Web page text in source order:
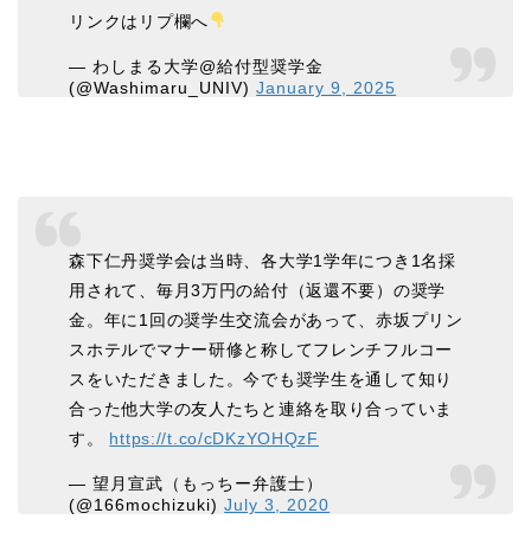
リンクはリプ欄へ
— わしまる大学@給付型奨学金
(@Washimaru_UNIV)January 9, 2025
森下仁丹奨学会は当時、各大学1学年につき1名採
用されて、毎月3万円の給付（返還不要）の奨学
金。年に1回の奨学生交流会があって、赤坂プリン
スホテルでマナー研修と称してフレンチフルコー
スをいただきました。今でも奨学生を通して知り
合った他大学の友人たちと連絡を取り合っていま
す。 https://t.co/cDKzYOHQzF
— 望月宣武（もっちー弁護士）
(@166mochizuki)July 3, 2020